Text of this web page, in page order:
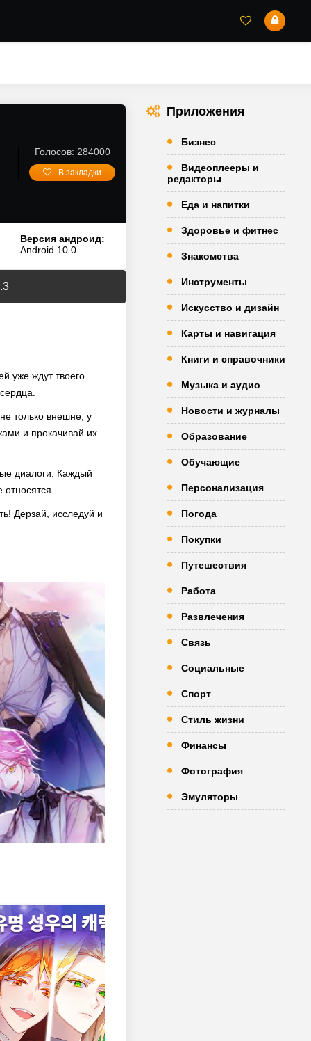
Голосов: 284000
В закладки
Версия андроид:
Android 10.0
уже ждут твоего
только внешне, у
и прокачивай их.
диалоги. Каждый
Дерзай, исследуй и
Приложения
Бизнес
Видеоплееры и
редакторы
Еда и напитки
Здоровье и фитнес
Знакомства
Инструменты
Искусство и дизайн
Карты и навигация
Книги и справочники
Музыка и аудио
Новости и журналы
Образование
Обучающие
Персонализация
Погода
Покупки
Путешествия
Работа
Развлечения
Связь
Социальные
Спорт
Стиль жизни
Финансы
Фотография
Эмуляторы